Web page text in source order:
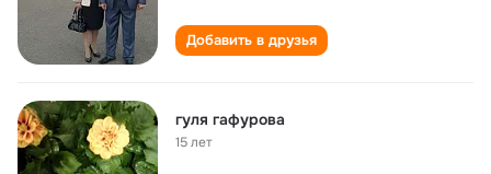
Добавить в друзья
гуля гафурова
15 лет